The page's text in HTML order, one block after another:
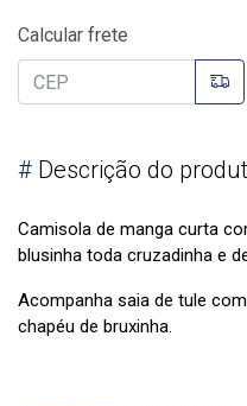
Calcular frete
# Descrição do
Camisola de manga curta
blusinha toda cruzadinha e
Acompanha saia de tule
chapéu de bruxinha.